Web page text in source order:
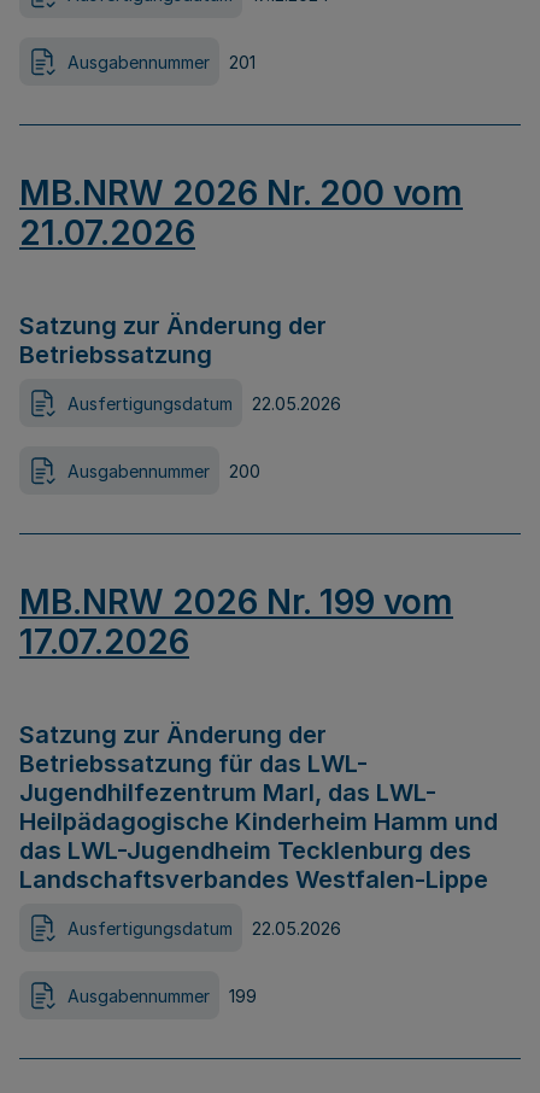
Ausgabennummer 201
MB.NRW 2026 Nr. 200 vom
21.07.2026
Satzung zur Änderung der
Betriebssatzung
Ausfertigungsdatum 22.05.2026
Ausgabennummer 200
MB.NRW 2026 Nr. 199 vom
17.07.2026
Satzung zur Änderung der
Betriebssatzung für das LWL-
Jugendhilfezentrum Marl, das LWL-
Heilpädagogische Kinderheim Hamm und
das LWL-Jugendheim Tecklenburg des
Landschaftsverbandes Westfalen-Lippe
Ausfertigungsdatum 22.05.2026
Ausgabennummer 199